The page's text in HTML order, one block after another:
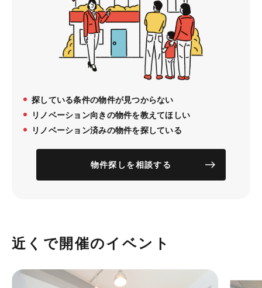
探している条件の物件が見つからない
リノベーション向きの物件を教えてほしい
リノベーション済みの物件を探している
物件探しを相談する
近くで開催のイベント